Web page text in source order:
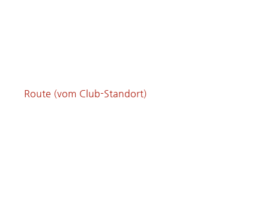
Route (vom Club-Standort)